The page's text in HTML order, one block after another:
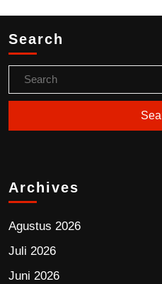
Search
Archives
Agustus 2026
Juli 2026
Juni 2026